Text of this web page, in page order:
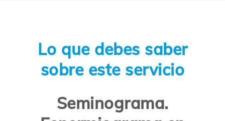
Lo que debes saber
sobre este servicio
Seminograma.